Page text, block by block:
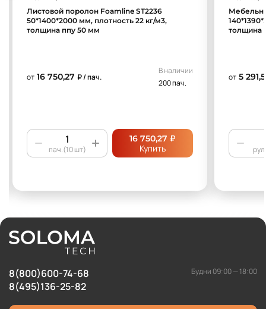
Листовой поролон Foamline ST2236
50*1400*2000 мм, плотность 22 кг/м3,
толщина ппу 50 мм
от 16 750,27 ₽ / пач.
В наличии
200 пач.
пач.(10 шт)
16 750,27 ₽
Купить
толщина
от 5
8(800)600-74-68
8(495)136-25-82
Будни 09:00 — 18:00